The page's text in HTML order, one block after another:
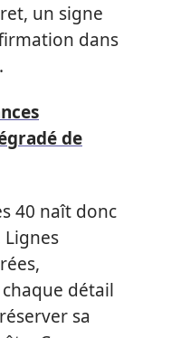
un signe
dans
de
40 naît donc
Lignes
détail
sa